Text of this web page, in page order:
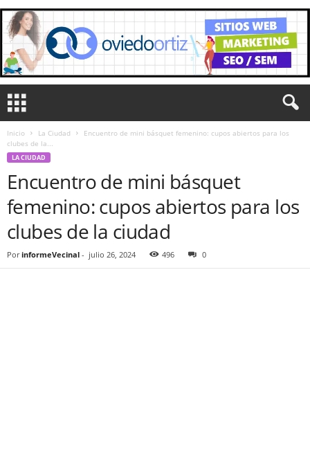
Inicio La Ciudad
Encuentro de mini básquet femenino: cupos abiertos para los
clubes de la...
LA CIUDAD
Encuentro de mini básquet
femenino: cupos abiertos para los
clubes de la ciudad
Por informeVecinal - julio 26, 2024 496 0